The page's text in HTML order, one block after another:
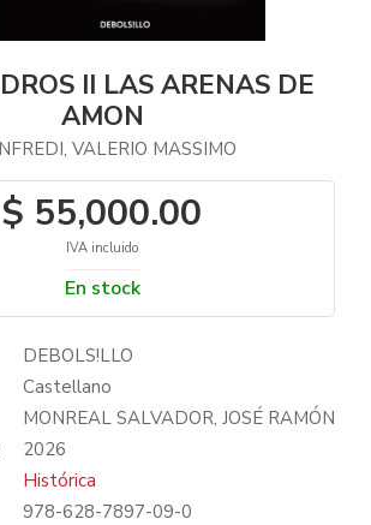
II LAS ARENAS DE
AMON
VALERIO MASSIMO
$ 55,000.00
IVA incluido
En stock
DEBOLS!LLO
Castellano
MONREAL SALVADOR, JOSÉ RAMÓN
2026
Histórica
978-628-7897-09-0